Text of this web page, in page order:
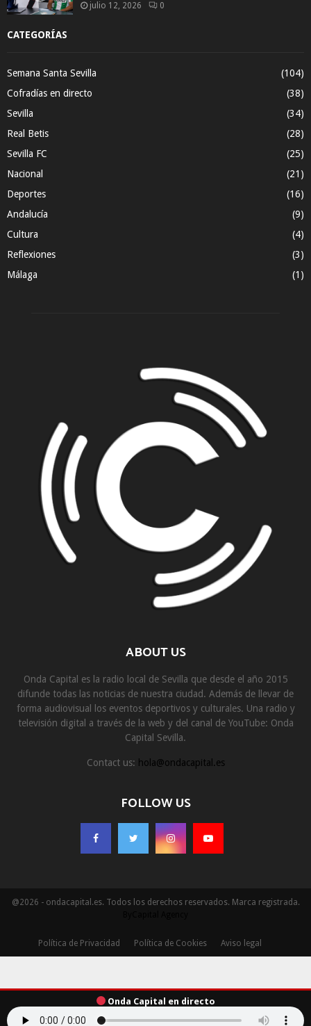
julio 12, 2026 0
CATEGORÍAS
Semana Santa Sevilla
(104)
Cofradías en directo
(38)
Sevilla
(34)
Real Betis
(28)
Sevilla FC
(25)
Nacional
(21)
Deportes
(16)
Andalucía
(9)
Cultura
(4)
Reflexiones
(3)
Málaga
(1)
ABOUT US
Onda Capital es la radio local de Sevilla que desde el año 2015
difunde todas las noticias de nuestra ciudad. Además de llevar de
forma audiovisual los eventos deportivos y culturales. Una radio y
televisión digital a través de la web y del canal de YouTube: Onda
Capital Sevilla.
Contact us: hola@ondacapital.es
FOLLOW US
@2026 - ondacapital.es. Todos los derechos reservados. Marca registrada.
Política de Privacidad Política de Cookies Aviso legal
Onda Capital en directo